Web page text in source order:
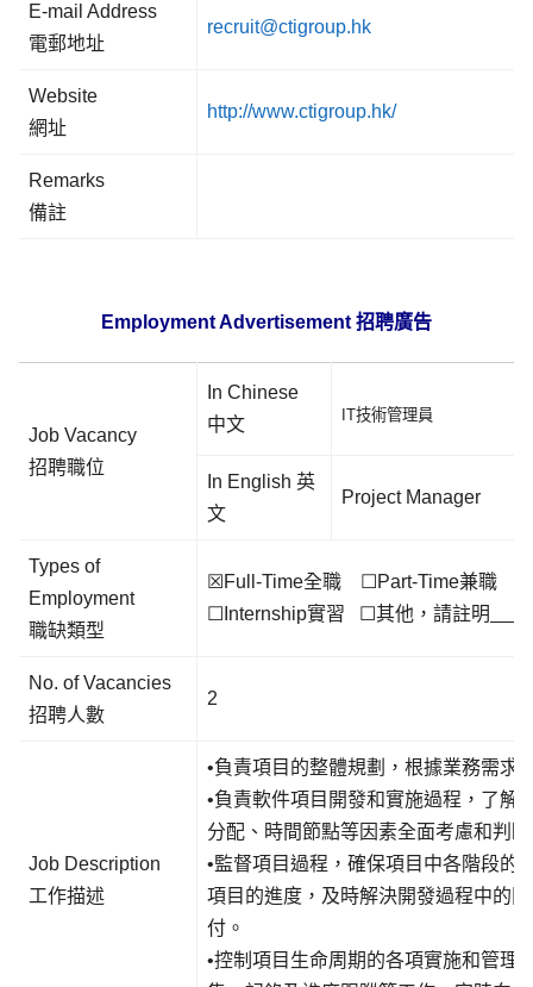
E-mail Address
電郵地址
recruit@ctigroup.hk
Website
網址
http://www.ctigroup.hk/
Remarks
備註
Employment Advertisement 招聘廣告
Job Vacancy
招聘職位
In Chinese
中文
IT技術管理員
In English 英
文
Project Manager
Types of
Employment
職缺類型
☒Full-Time全職 ☐Part-Time兼職
☐Internship實習 ☐其他，請註明
No. of Vacancies
招聘人數
2
Job Description
工作描述
•負責項目的整體規劃，根據業務需求
•負責軟件項目開發和實施過程，了解
分配、時間節點等因素全面考慮和判
•監督項目過程，確保項目中各階段的
項目的進度，及時解決開發過程中的
付。
•控制項目生命周期的各項實施和管理